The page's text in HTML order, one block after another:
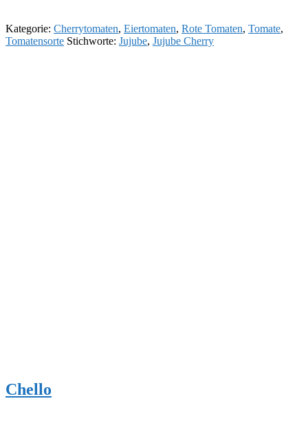
Kategorie: Cherrytomaten, Eiertomaten, Rote Tomaten, Tomate,
Tomatensorte Stichworte: Jujube, Jujube Cherry
Chello